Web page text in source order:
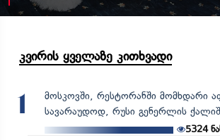
კვირის ყველაზე კითხვადი
1
მოსკოვში, რესტორანში მომხდარი
სავარაუდოდ, რუსი გენერლის
5324